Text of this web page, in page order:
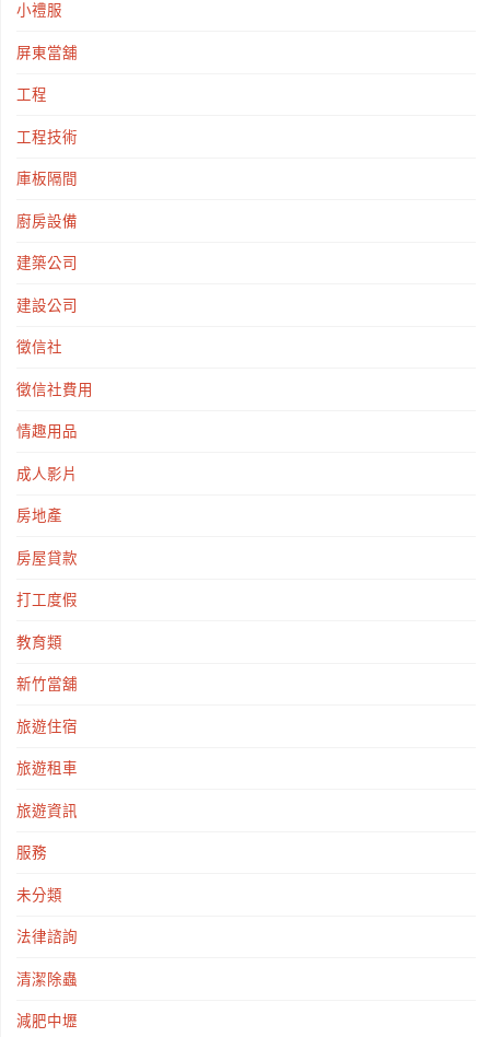
小禮服
屏東當舖
工程
工程技術
庫板隔間
廚房設備
建築公司
建設公司
徵信社
徵信社費用
情趣用品
成人影片
房地產
房屋貸款
打工度假
教育類
新竹當舖
旅遊住宿
旅遊租車
旅遊資訊
服務
未分類
法律諮詢
清潔除蟲
減肥中壢